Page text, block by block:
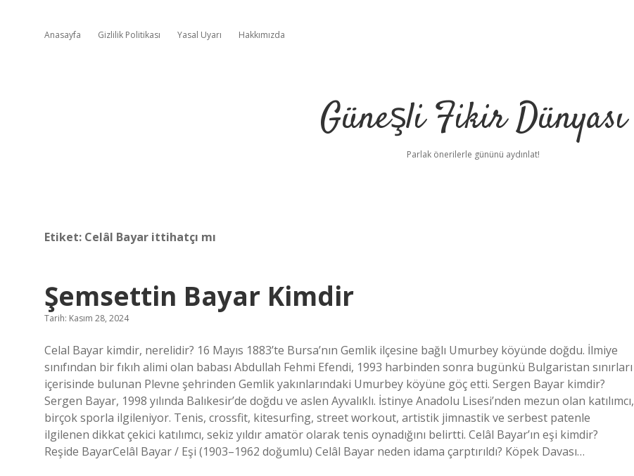
Anasayfa Gizlilik Politikası Yasal Uyarı Hakkımızda
Güneşli Fikir Dünyası
Parlak önerilerle gününü aydınlat!
Etiket: Celâl Bayar ittihatçı mı
Şemsettin Bayar Kimdir
Tarih: Kasım 28, 2024
Celal Bayar kimdir, nerelidir? 16 Mayıs 1883’te Bursa’nın Gemlik ilçesine bağlı Umurbey köyünde doğdu. İlmiye
sınıfından bir fıkıh alimi olan babası Abdullah Fehmi Efendi, 1993 harbinden sonra bugünkü Bulgaristan sınırları
içerisinde bulunan Plevne şehrinden Gemlik yakınlarındaki Umurbey köyüne göç etti. Sergen Bayar kimdir?
Sergen Bayar, 1998 yılında Balıkesir’de doğdu ve aslen Ayvalıklı. İstinye Anadolu Lisesi’nden mezun olan katılımcı,
birçok sporla ilgileniyor. Tenis, crossfit, kitesurfing, street workout, artistik jimnastik ve serbest patenle
ilgilenen dikkat çekici katılımcı, sekiz yıldır amatör olarak tenis oynadığını belirtti. Celâl Bayar’ın eşi kimdir?
Reşide BayarCelâl Bayar / Eşi (1903–1962 doğumlu) Celâl Bayar neden idama çarptırıldı? Köpek Davası…